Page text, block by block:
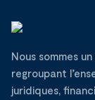
Nous sommes
regroupant
juridiques,